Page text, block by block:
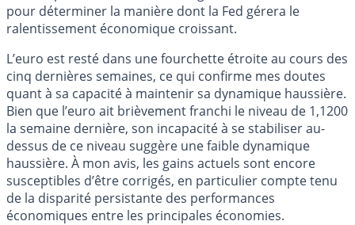
pour déterminer la manière dont la Fed gérera le
ralentissement économique croissant.
L’euro est resté dans une fourchette étroite au cours des
cinq dernières semaines, ce qui confirme mes doutes
quant à sa capacité à maintenir sa dynamique haussière.
Bien que l’euro ait brièvement franchi le niveau de 1,1200
la semaine dernière, son incapacité à se stabiliser au-
dessus de ce niveau suggère une faible dynamique
haussière. À mon avis, les gains actuels sont encore
susceptibles d’être corrigés, en particulier compte tenu
de la disparité persistante des performances
économiques entre les principales économies.